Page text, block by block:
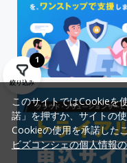
1
絞り込み
このサイトではCookieを
諾」を押すか、サイトの
Cookieの使用を承諾した
ビズコンシェの個人情報